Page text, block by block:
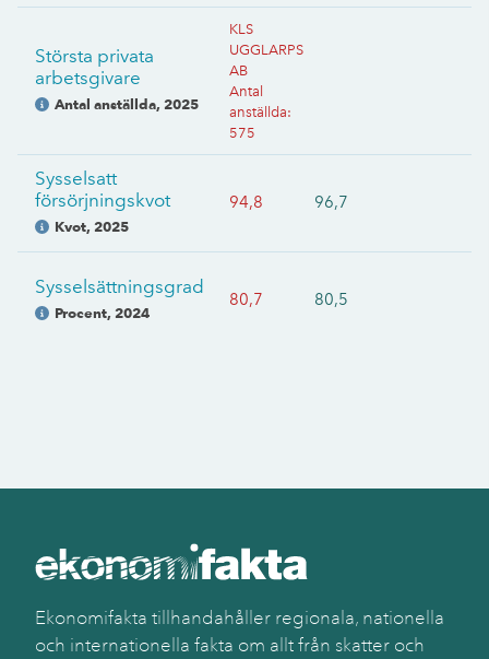
Största privata
arbetsgivare
Antal anställda, 2025
KLS
UGGLARPS
AB
Antal
anställda:
575
Sysselsatt
försörjningskvot
Kvot, 2025
94,8 96,7
Sysselsättningsgrad
Procent, 2024
80,7 80,5
Ekonomifakta tillhandahåller regionala, nationella
och internationella fakta om allt från skatter och